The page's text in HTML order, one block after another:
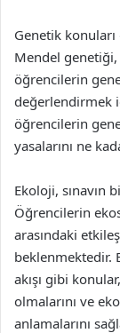
Genetik
Mendel
öğrencilerin
değerlendirmek
öğrencilerin
yasalarını ne
Ekoloji, sınavın
Öğrencilerin
arasındaki
beklenmektedir.
akışı gibi
olmalarını ve
anlamalarını